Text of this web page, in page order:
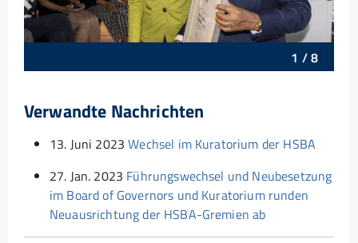
1 /8
Verwandte Nachrichten
13. Juni 2023 Wechsel im Kuratorium der HSBA
27. Jan. 2023 Führungswechsel und Neubesetzung
im Board of Governors und Kuratorium runden
Neuausrichtung der HSBA-Gremien ab